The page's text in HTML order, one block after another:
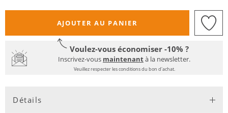
AJOUTER AU PANIER
Voulez-vous économiser -10% ?
Inscrivez-vous maintenantà la newsletter.
Veuillez respecter les conditions du bon d'achat.
Détails